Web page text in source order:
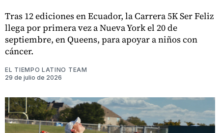
Tras 12 ediciones en Ecuador, la Carrera 5K Ser Feliz
llega por primera vez a Nueva York el 20 de
septiembre, en Queens, para apoyar a niños con
cáncer.
EL TIEMPO LATINO TEAM
29 de julio de 2026